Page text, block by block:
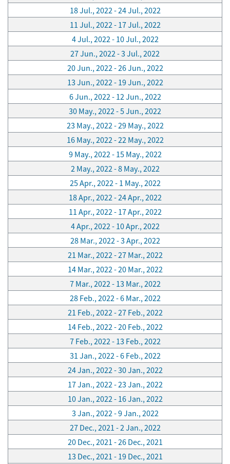
18 Jul., 2022 - 24 Jul., 2022
11 Jul., 2022 - 17 Jul., 2022
4 Jul., 2022 - 10 Jul., 2022
27 Jun., 2022 - 3 Jul., 2022
20 Jun., 2022 - 26 Jun., 2022
13 Jun., 2022 - 19 Jun., 2022
6 Jun., 2022 - 12 Jun., 2022
30 May., 2022 - 5 Jun., 2022
23 May., 2022 - 29 May., 2022
16 May., 2022 - 22 May., 2022
9 May., 2022 - 15 May., 2022
2 May., 2022 - 8 May., 2022
25 Apr., 2022 - 1 May., 2022
18 Apr., 2022 - 24 Apr., 2022
11 Apr., 2022 - 17 Apr., 2022
4 Apr., 2022 - 10 Apr., 2022
28 Mar., 2022 - 3 Apr., 2022
21 Mar., 2022 - 27 Mar., 2022
14 Mar., 2022 - 20 Mar., 2022
7 Mar., 2022 - 13 Mar., 2022
28 Feb., 2022 - 6 Mar., 2022
21 Feb., 2022 - 27 Feb., 2022
14 Feb., 2022 - 20 Feb., 2022
7 Feb., 2022 - 13 Feb., 2022
31 Jan., 2022 - 6 Feb., 2022
24 Jan., 2022 - 30 Jan., 2022
17 Jan., 2022 - 23 Jan., 2022
10 Jan., 2022 - 16 Jan., 2022
3 Jan., 2022 - 9 Jan., 2022
27 Dec., 2021 - 2 Jan., 2022
20 Dec., 2021 - 26 Dec., 2021
13 Dec., 2021 - 19 Dec., 2021